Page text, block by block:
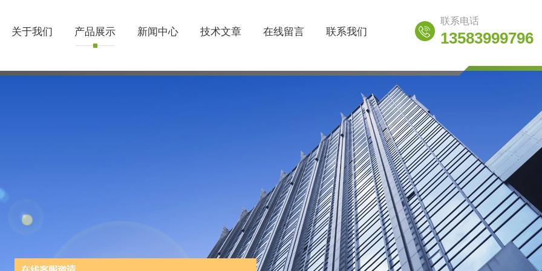
关于我们 产品展示 新闻中心 技术文章 在线留言 联系我们
联系电话
13583999796